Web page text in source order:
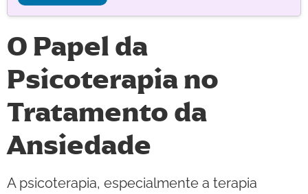
O Papel da
Psicoterapia no
Tratamento da
Ansiedade
A psicoterapia, especialmente a terapia